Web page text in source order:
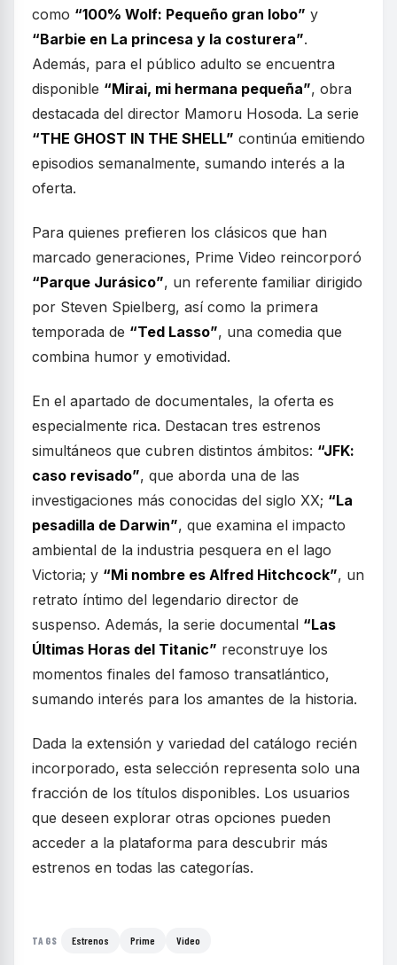
como “100% Wolf: Pequeño gran lobo” y
“Barbie en La princesa y la costurera”.
Además, para el público adulto se encuentra
disponible “Mirai, mi hermana pequeña”, obra
destacada del director Mamoru Hosoda. La serie
“THE GHOST IN THE SHELL” continúa emitiendo
episodios semanalmente, sumando interés a la
oferta.
Para quienes prefieren los clásicos que han
marcado generaciones, Prime Video reincorporó
“Parque Jurásico”, un referente familiar dirigido
por Steven Spielberg, así como la primera
temporada de “Ted Lasso”, una comedia que
combina humor y emotividad.
En el apartado de documentales, la oferta es
especialmente rica. Destacan tres estrenos
simultáneos que cubren distintos ámbitos: “JFK:
caso revisado”, que aborda una de las
investigaciones más conocidas del siglo XX; “La
pesadilla de Darwin”, que examina el impacto
ambiental de la industria pesquera en el lago
Victoria; y “Mi nombre es Alfred Hitchcock”, un
retrato íntimo del legendario director de
suspenso. Además, la serie documental “Las
Últimas Horas del Titanic” reconstruye los
momentos finales del famoso transatlántico,
sumando interés para los amantes de la historia.
Dada la extensión y variedad del catálogo recién
incorporado, esta selección representa solo una
fracción de los títulos disponibles. Los usuarios
que deseen explorar otras opciones pueden
acceder a la plataforma para descubrir más
estrenos en todas las categorías.
TAGS Estrenos Prime Video